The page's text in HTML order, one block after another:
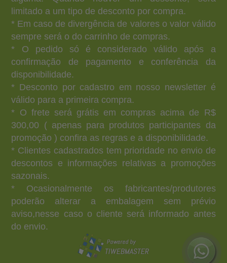
limitado a um tipo de desconto por compra.
* Em caso de divergência de valores o valor válido
sempre será o do carrinho de compras.
* O pedido só é considerado válido após a
confirmação de pagamento e conferência da
disponibilidade.
* Desconto por cadastro em nosso newsletter é
válido para a primeira compra.
* O frete será grátis em compras acima de R$
300,00 ( apenas para produtos participantes da
promoção ) confira as regras e a disponibilidade.
* Clientes cadastrados tem prioridade no envio de
descontos e informações relativas a promoções
sazonais.
* Ocasionalmente os fabricantes/produtores
poderão alterar a embalagem sem prévio
aviso,nesse caso o cliente será informado antes
do envio.